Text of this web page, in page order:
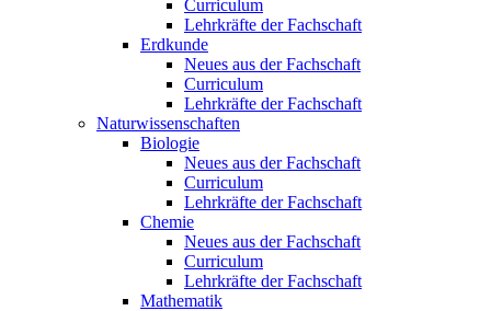
Curriculum
Lehrkräfte der Fachschaft
Erdkunde
Neues aus der Fachschaft
Curriculum
Lehrkräfte der Fachschaft
Naturwissenschaften
Biologie
Neues aus der Fachschaft
Curriculum
Lehrkräfte der Fachschaft
Chemie
Neues aus der Fachschaft
Curriculum
Lehrkräfte der Fachschaft
Mathematik